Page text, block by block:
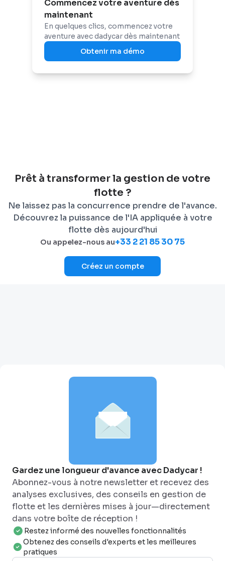
Commencez votre aventure dès
maintenant
En quelques clics, commencez votre
aventure avec dadycar dès maintenant
Obtenir ma démo
Prêt à transformer la gestion de votre
flotte ?
Ne laissez pas la concurrence prendre de l'avance.
Découvrez la puissance de l'IA appliquée à votre
flotte dès aujourd'hui
Ou appelez-nous au+33 2 21 85 30 75
Créez un compte
Gardez une longueur d'avance avec Dadycar !
Abonnez-vous à notre newsletter et recevez des
analyses exclusives, des conseils en gestion de
flotte et les dernières mises à jour—directement
dans votre boîte de réception !
Restez informé des nouvelles fonctionnalités
Obtenez des conseils d'experts et les meilleures
pratiques